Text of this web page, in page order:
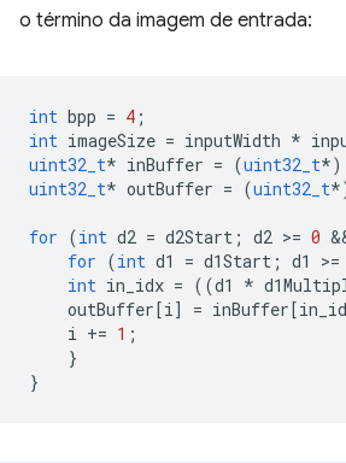
o término da imagem de entrada:
int bpp = 4 ;
int imageSize = inputWidth *
uint32_t* inBuffer = (uint32_t*)
uint32_t* outBuffer = (uint32_t*
for (int d2 = d2Start ; d2 >= 0
for (int d1 = d1Start ; d1 >=
int in_idx = ((d1 *
outBuffer[i] = inBuffer[
i += 1 ;
}
}